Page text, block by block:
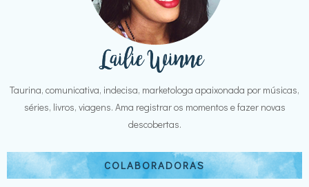
Taurina, comunicativa, indecisa, marketologa apaixonada por músicas,
séries, livros, viagens. Ama registrar os momentos e fazer novas
descobertas.
COLABORADORAS